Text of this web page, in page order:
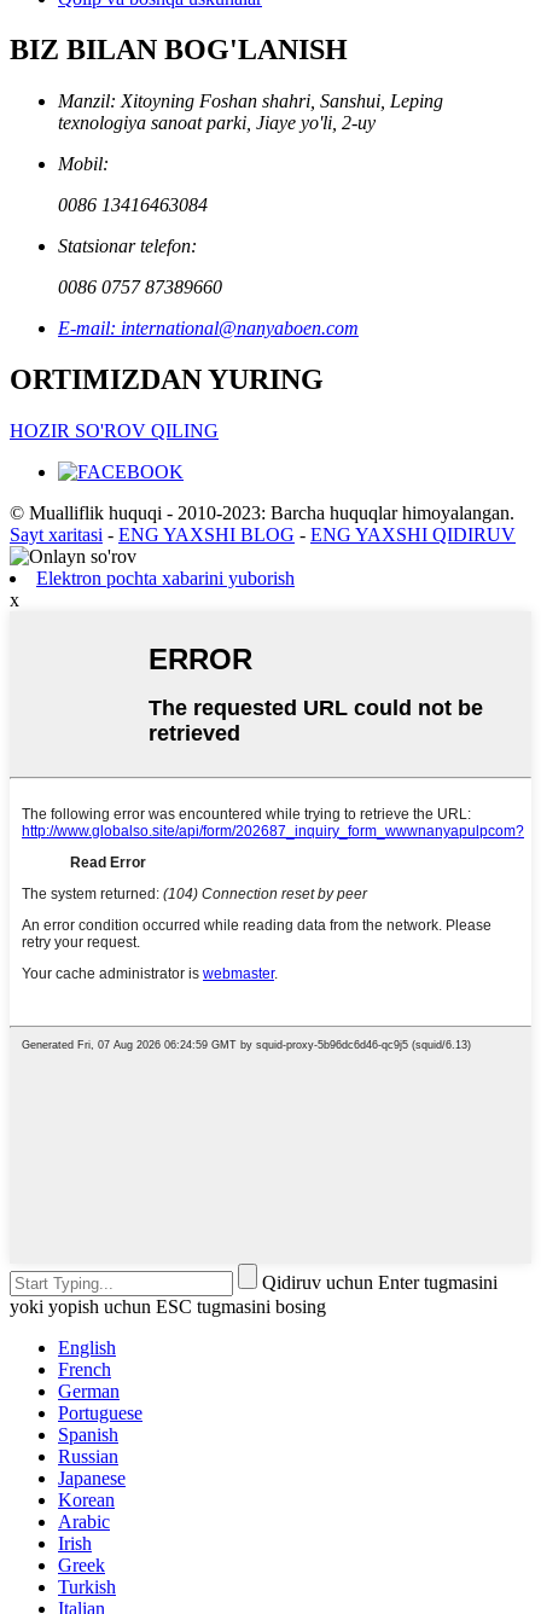
BIZ BILAN BOG'LANISH
Manzil: Xitoyning Foshan shahri, Sanshui, Leping
texnologiya sanoat parki, Jiaye yo'li, 2-uy
Mobil:
0086 13416463084
Statsionar telefon:
0086 0757 87389660
E-mail: international@nanyaboen.com
ORTIMIZDAN YURING
HOZIR SO'ROV QILING
© Mualliflik huquqi - 2010-2023: Barcha huquqlar himoyalangan.
Sayt xaritasi - ENG YAXSHI BLOG - ENG YAXSHI QIDIRUV
Elektron pochta xabarini yuborish
x
Qidiruv uchun Enter tugmasini
yoki yopish uchun ESC tugmasini bosing
English
French
German
Portuguese
Spanish
Russian
Japanese
Korean
Arabic
Irish
Greek
Turkish
Italian